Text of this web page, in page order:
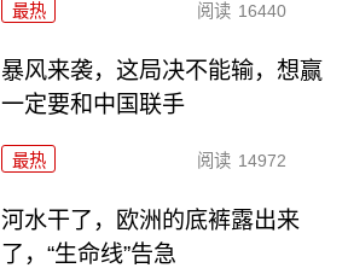
最热 阅读 16440
暴风来袭，这局决不能输，想赢
一定要和中国联手
最热 阅读 14972
河水干了，欧洲的底裤露出来
了，“生命线”告急